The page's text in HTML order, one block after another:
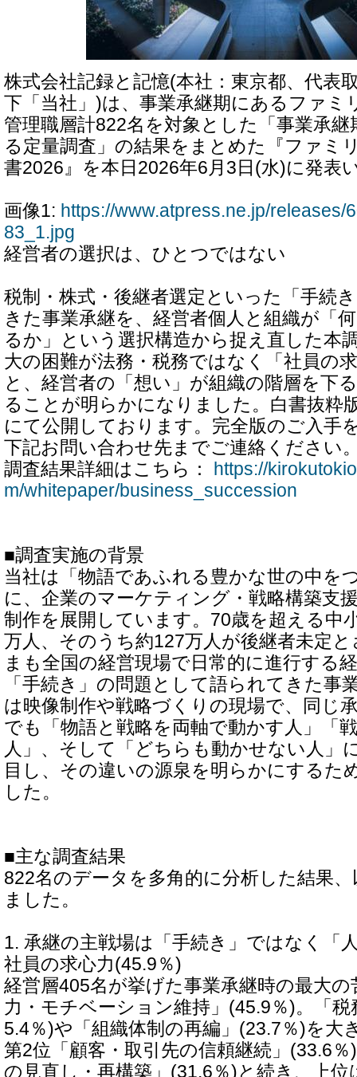
株式会社記録と記憶(本社：東京都、代表
下「当社」)は、事業承継期にあるファミ
管理職層計822名を対象とした「事業承
る定量調査」の結果をまとめた『ファミ
書2026』を本日2026年6月3日(水)に発表
画像1: https://www.atpress.ne.jp/releases/
83_1.jpg
経営者の選択は、ひとつではない
税制・株式・後継者選定といった「手続
きた事業承継を、経営者個人と組織が「
るか」という選択構造から捉え直した本
大の困難が法務・税務ではなく「社員の
と、経営者の「想い」が組織の階層を下
ることが明らかになりました。白書抜粋
にて公開しております。完全版のご入手
下記お問い合わせ先までご連絡ください
調査結果詳細はこちら：
https://
m/whitepaper/business_succession
■調査実施の背景
当社は「物語であふれる豊かな世の中を
に、企業のマーケティング・戦略構築支
制作を展開しています。70歳を超える中
万人、そのうち約127万人が後継者未定
まも全国の経営現場で日常的に進行する
「手続き」の問題として語られてきた事
は映像制作や戦略づくりの現場で、同じ
でも「物語と戦略を両軸で動かす人」「
人」、そして「どちらも動かせない人」
目し、その違いの源泉を明らかにするた
した。
■主な調査結果
822名のデータを多角的に分析した結果
ました。
1. 承継の主戦場は「手続き」ではなく「
社員の求心力(45.9％)
経営層405名が挙げた事業承継時の最大
力・モチベーション維持」(45.9％)。「
5.4％)や「組織体制の再編」(23.7％)を大
第2位「顧客・取引先の信頼継続」(33.6
の見直し・再構築」(31.6％)と続き、上